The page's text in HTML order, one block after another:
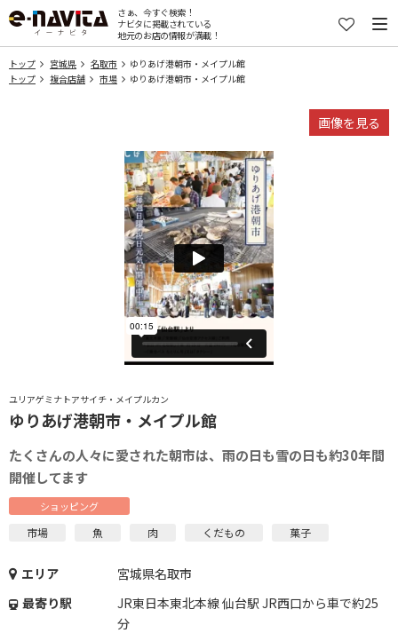
さぁ、今すぐ検索！
ナビタに掲載されている
地元のお店の情報が満載！
トップ 宮城県 名取市
ゆりあげ港朝市・メイプル館
トップ
複合店舗 市場 ゆりあげ港朝市・メイプル館
ユリアゲミナトアサイチ・メイプルカン
ゆりあげ港朝市・メイプル館
たくさんの人々に愛された朝市は、雨の日も雪の日も約30年間
開催してます
ショッピング
市場 魚 肉 くだもの 菓子
エリア
宮城県名取市
最寄り駅
JR東日本東北本線 仙台駅 JR西口から車で約25
分
画像を見る